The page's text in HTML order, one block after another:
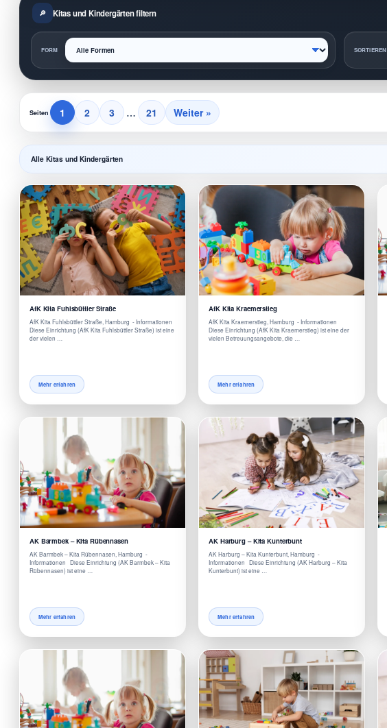
Kitas und Kindergärten filtern
FORM SORTIEREN
Seiten 1 2 3 … 21 Weiter »
Alle Kitas und Kindergärten
AfK Kita Fuhlsbüttler Straße
AfK Kita Fuhlsbüttler Straße, Hamburg - Informationen
Diese Einrichtung (AfK Kita Fuhlsbüttler Straße) ist eine
der vielen …
Mehr erfahren
AfK Kita Kraemerstieg
AfK Kita Kraemerstieg, Hamburg - Informationen
Diese Einrichtung (AfK Kita Kraemerstieg) ist eine der
vielen Betreuungsangebote, die …
Mehr erfahren
AK Barmbek – Kita Rübennasen
AK Barmbek – Kita Rübennasen, Hamburg -
Informationen Diese Einrichtung (AK Barmbek – Kita
Rübennasen) ist eine …
Mehr erfahren
AK Harburg – Kita Kunterbunt
AK Harburg – Kita Kunterbunt, Hamburg -
Informationen Diese Einrichtung (AK Harburg – Kita
Kunterbunt) ist eine …
Mehr erfahren